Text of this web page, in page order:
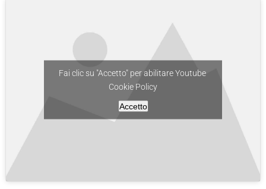
Fai clic su "Accetto" per abilitare Youtube
Cookie Policy
Accetto